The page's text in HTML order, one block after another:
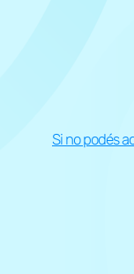
Si no podés